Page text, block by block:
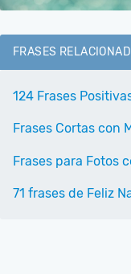
FRASES
124 Frases
Frases Cortas con
Frases para Fotos
71 frases de Feliz